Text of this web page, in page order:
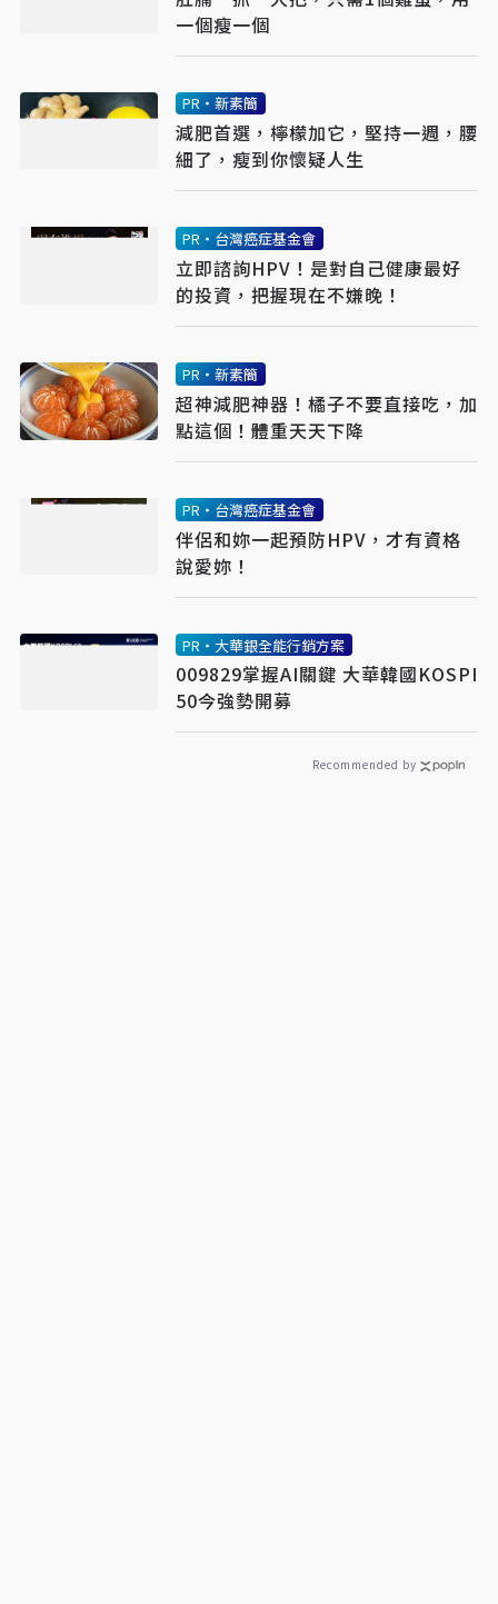
一個瘦一個
PR・新素簡
減肥首選，檸檬加它，堅持一週，腰
細了，瘦到你懷疑人生
PR・台灣癌症基金會
立即諮詢HPV！是對自己健康最好
的投資，把握現在不嫌晚！
PR・新素簡
超神減肥神器！橘子不要直接吃，加
點這個！體重天天下降
PR・台灣癌症基金會
伴侶和妳一起預防HPV，才有資格
說愛妳！
PR・大華銀全能行銷方案
009829掌握AI關鍵 大華韓國KOSPI
50今強勢開募
Recommended by